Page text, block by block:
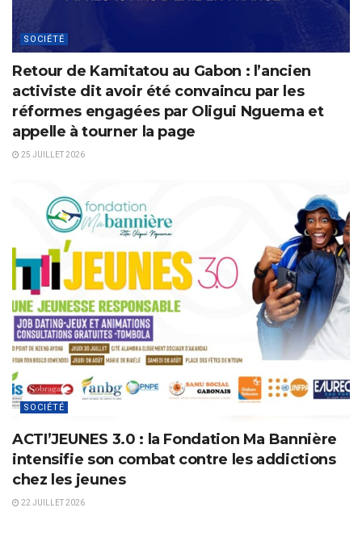
SOCIÉTÉ
Retour de Kamitatou au Gabon : l’ancien
activiste dit avoir été convaincu par les
réformes engagées par Oligui Nguema et
appelle à tourner la page
25 JUILLET 2026
SOCIÉTÉ
ACTI’JEUNES 3.0 : la Fondation Ma Bannière
intensifie son combat contre les addictions
chez les jeunes
22 JUILLET 2026